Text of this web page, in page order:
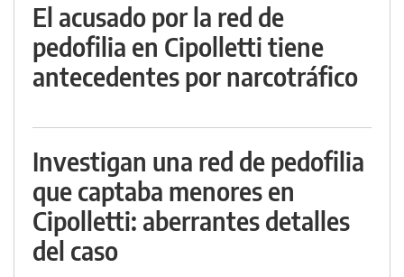
El acusado por la red de
pedofilia en Cipolletti tiene
antecedentes por narcotráfico
Investigan una red de pedofilia
que captaba menores en
Cipolletti: aberrantes detalles
del caso